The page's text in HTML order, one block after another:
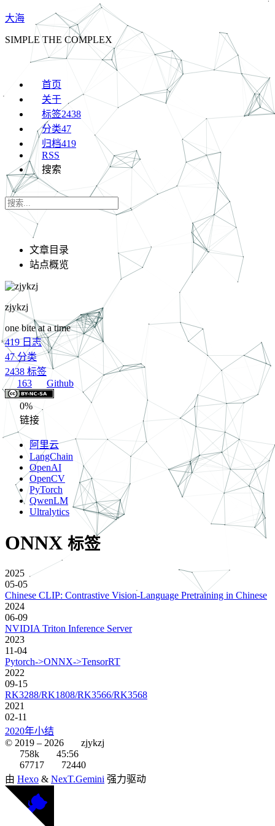
大海
SIMPLE THE COMPLEX
首页
关于
标签2438
分类47
归档419
RSS
搜索
文章目录
站点概览
zjykzj
one bite at a time
419 日志
47 分类
2438 标签
163
Github
0%
链接
阿里云
LangChain
OpenAI
OpenCV
PyTorch
QwenLM
Ultralytics
ONNX 标签
2025
05-05
Chinese CLIP: Contrastive Vision-Language Pretraining in Chinese
2024
06-09
NVIDIA Triton Inference Server
2023
11-04
Pytorch->ONNX->TensorRT
2022
09-15
RK3288/RK1808/RK3566/RK3568
2021
02-11
2020年小结
© 2019 – 2026
zjykzj
758k
45:56
67717
72440
由 Hexo & NexT.Gemini 强力驱动